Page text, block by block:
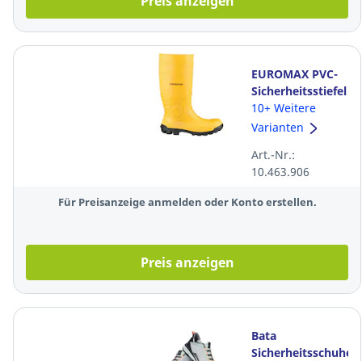
EUROMAX PVC-
Sicherheitsstiefel
EUROMASTER
35362, S5 SRA,
10+ Weitere
Varianten
Art.-Nr.:
10.463.906
Für Preisanzeige anmelden oder Konto erstellen.
Preis anzeigen
Bata
Sicherheitsschuhe